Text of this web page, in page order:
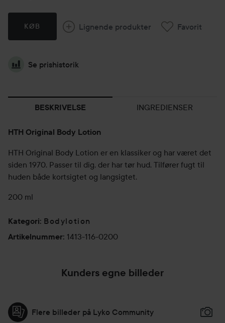
KØB Lignende produkter Favorit
Se prishistorik
BESKRIVELSE INGREDIENSER
HTH Original Body Lotion
HTH Original Body Lotion er en klassiker og har været det
siden 1970. Passer til dig, der har tør hud. Tilfører fugt til
huden både kortsigtet og langsigtet.
200 ml
Kategori: Bodylotion
Artikelnummer: 1413-116-0200
Kunders egne billeder
Flere billeder på Lyko Community